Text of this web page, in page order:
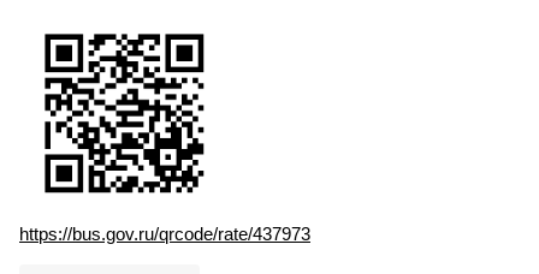
https://bus.gov.ru/qrcode/rate/437973